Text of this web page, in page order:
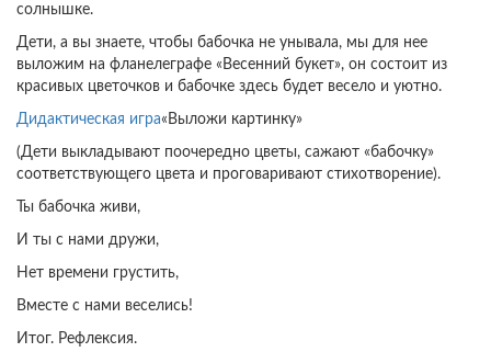
солнышке.
Дети, а вы знаете, чтобы бабочка не унывала, мы для нее
выложим на фланелеграфе «Весенний букет», он состоит из
красивых цветочков и бабочке здесь будет весело и уютно.
Дидактическая игра«Выложи картинку»
(Дети выкладывают поочередно цветы, сажают «бабочку»
соответствующего цвета и проговаривают стихотворение).
Ты бабочка живи,
И ты с нами дружи,
Нет времени грустить,
Вместе с нами веселись!
Итог. Рефлексия.